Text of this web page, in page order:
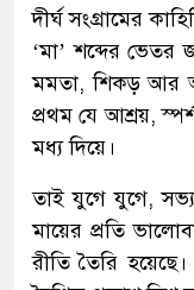
দীর্ঘ সংগ্রামের
‘মা’ শব্দের ভেতর
মমতা, শিকড় আর
প্রথম যে আশ্রয়,
মধ্য দিয়ে।
তাই যুগে যুগে,
মায়ের প্রতি
রীতি তৈরি